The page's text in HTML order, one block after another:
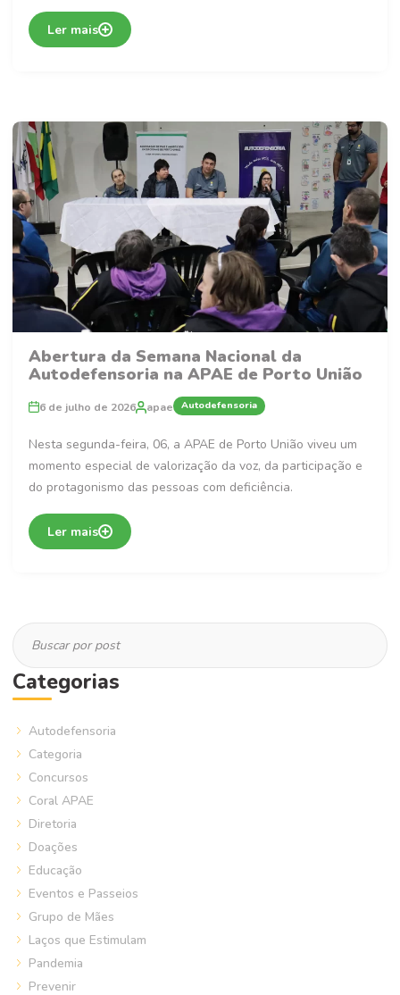
Ler mais
Abertura da Semana Nacional da
Autodefensoria na APAE de Porto União
6 de julho de 2026 apae Autodefensoria
Nesta segunda-feira, 06, a APAE de Porto União viveu um
momento especial de valorização da voz, da participação e
do protagonismo das pessoas com deficiência.
Ler mais
Categorias
Autodefensoria
Categoria
Concursos
Coral APAE
Diretoria
Doações
Educação
Eventos e Passeios
Grupo de Mães
Laços que Estimulam
Pandemia
Prevenir